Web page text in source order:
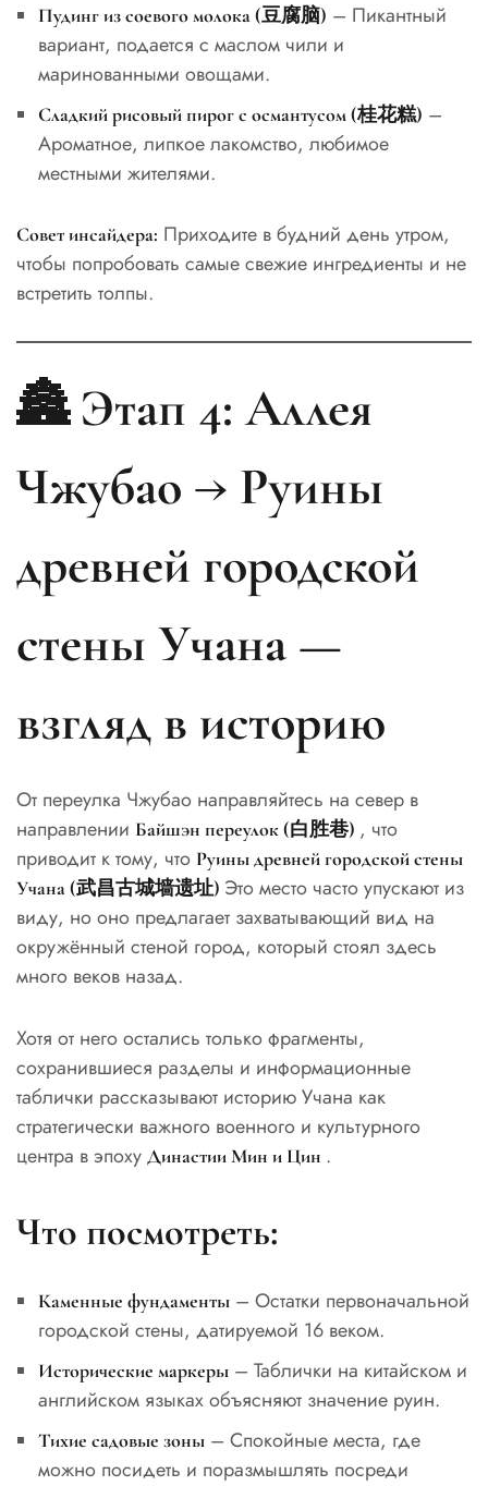
Пудинг из соевого молока (豆腐脑) – Пикантный
вариант, подается с маслом чили и
маринованными овощами.
Сладкий рисовый пирог с османтусом (桂花糕) –
Ароматное, липкое лакомство, любимое
местными жителями.
Совет инсайдера: Приходите в будний день утром,
чтобы попробовать самые свежие ингредиенты и не
встретить толпы.
🏯 Этап 4: Аллея
Чжубао → Руины
древней городской
стены Учана —
взгляд в историю
От переулка Чжубао направляйтесь на север в
направлении Байшэн переулок (白胜巷) , что
приводит к тому, что Руины древней городской стены
Учана (武昌古城墙遗址) Это место часто упускают из
виду, но оно предлагает захватывающий вид на
окружённый стеной город, который стоял здесь
много веков назад.
Хотя от него остались только фрагменты,
сохранившиеся разделы и информационные
таблички рассказывают историю Учана как
стратегически важного военного и культурного
центра в эпоху Династии Мин и Цин .
Что посмотреть:
Каменные фундаменты– Остатки первоначальной
городской стены, датируемой 16 веком.
Исторические маркеры– Таблички на китайском и
английском языках объясняют значение руин.
Тихие садовые зоны– Спокойные места, где
можно посидеть и поразмышлять посреди